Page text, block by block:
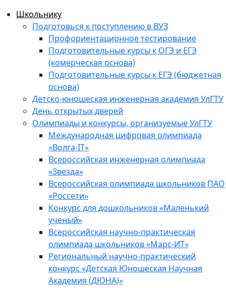
Школьнику
Подготовься к поступлению в ВУЗ
Профориентационное тестирование
Подготовительные курсы к ОГЭ и ЕГЭ
(комерческая основа)
Подготовительные курсы к ЕГЭ (бюджетная
основа)
Детско-юношеская инженерная академия УлГТУ
День открытых дверей
Олимпиады и конкурсы, организуемые УлГТУ
Международная цифровая олимпиада
«Волга-IT»
Всероссийская инженерная олимпиада
«Звезда»
Всероссийская олимпиада школьников ПАО
«Россети»
Конкурс для дошкольников «Маленький
ученый»
Всероссийская научно-практическая
олимпиада школьников «Марс-ИТ»
Региональный научно-практический
конкурс «Детская Юношеская Научная
Академия (ДЮНА)»